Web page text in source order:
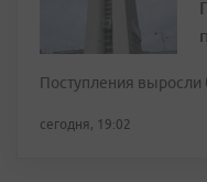
Поступления выросли
сегодня, 19:02